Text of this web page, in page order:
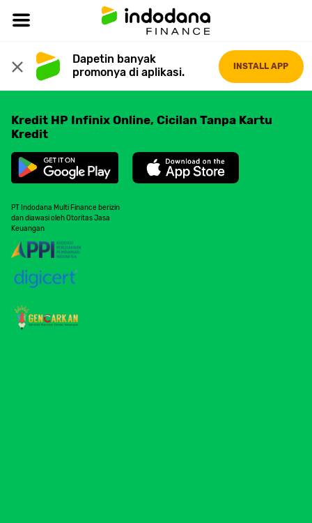
Dapetin banyak
promonya di aplikasi.
INSTALL APP
Kredit HP Infinix Online, Cicilan Tanpa Kartu
Kredit
PT Indodana Multi Finance berizin
dan diawasi oleh Otoritas Jasa
Keuangan